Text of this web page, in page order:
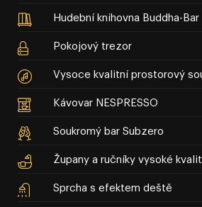
Hudební knihovna Buddha-Bar
Pokojový trezor
Vysoce kvalitní prostorový
Kávovar NESPRESSO
Soukromý bar Subzero
Župany a ručníky vysoké
Sprcha s efektem deště